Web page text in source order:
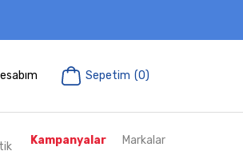
Sepetim (0)
Kampanyalar Markalar